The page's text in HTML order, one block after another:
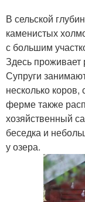
В сельской
каменистых
с большим
Здесь
Супруги
несколько
ферме также
хозяйственный
беседка и
у озера.